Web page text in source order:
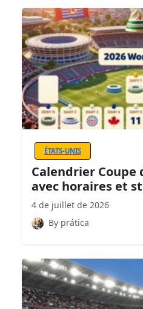
ÉTATS-UNIS
Calendrier Coupe
avec horaires et
4 de juillet de 2026
By prática